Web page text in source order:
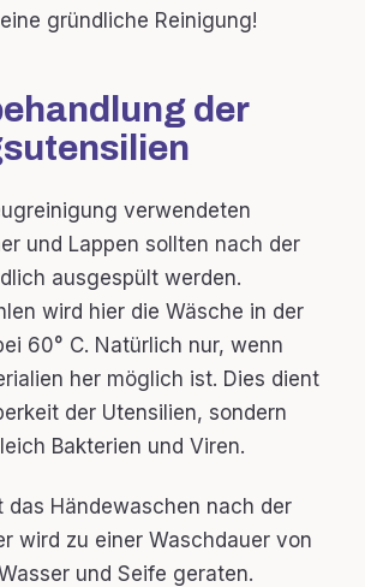
gründliche Reinigung!
der
verwendeten
und Lappen sollten nach der
ausgespült werden.
wird hier die Wäsche in der
60° C. Natürlich nur, wenn
her möglich ist. Dies dient
der Utensilien, sondern
Bakterien und Viren.
das Händewaschen nach der
wird zu einer Waschdauer von
und Seife geraten.